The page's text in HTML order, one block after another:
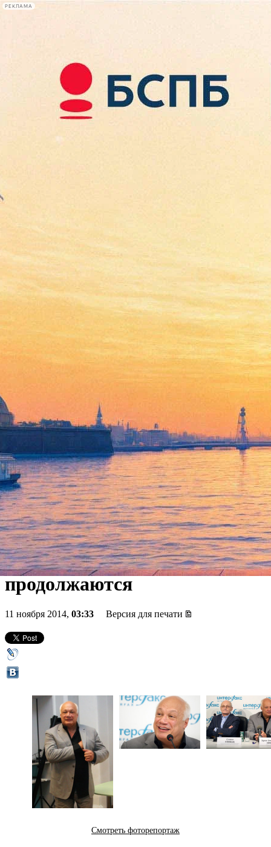
РЕКЛАМА
Сегодня:
2026.08.09
18:04
Афиша Plus
Писатель Эрик-Эмманюэль
Шмитт: Мне важно
подчеркнуть, что отношения
Франции и России
продолжаются
11 ноября 2014, 03:33 Версия для печати
Смотреть фоторепортаж